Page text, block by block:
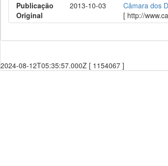
Publicação
Original
2013-10-03 Câmara dos
[ http://
2024-08-12T05:35:57.000Z [ 1154067 ]